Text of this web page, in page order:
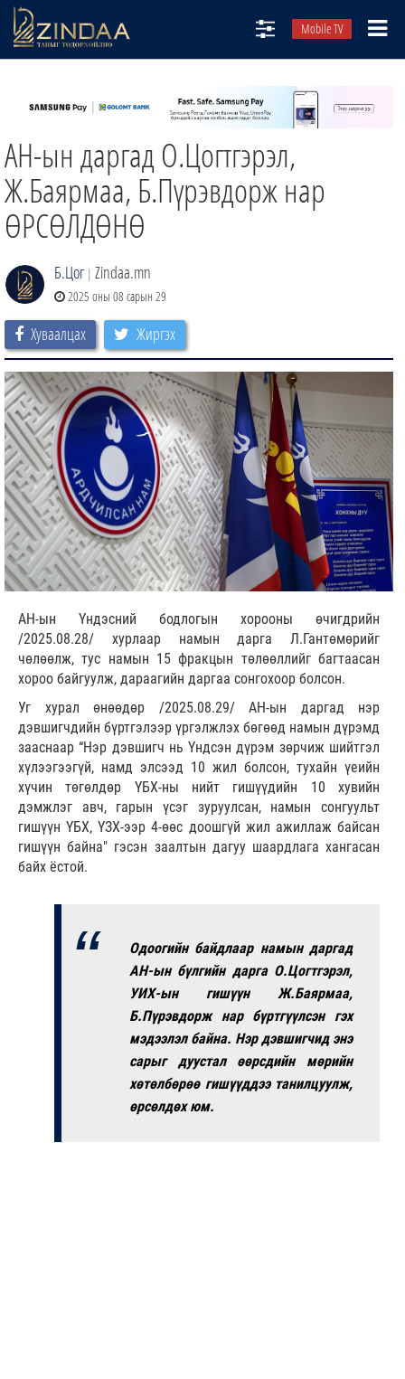
Mobile TV
ТВ8
ӨГЛӨӨНИЙ СОНИН
АУДИО ЗОХИОЛ
ЗИНДАА СЭТГҮҮЛ
АН-ын даргад О.Цогтгэрэл,
Ж.Баярмаа, Б.Пүрэвдорж нар
ӨРСӨЛДӨНӨ
Б.Цог | Zindaa.mn
2025 оны 08 сарын 29
Хуваалцах Жиргэх
АН-ын Үндэсний бодлогын хорооны өчигдрийн
/2025.08.28/ хурлаар намын дарга Л.Гантөмөрийг
чөлөөлж, тус намын 15 фракцын төлөөллийг багтаасан
хороо байгуулж, дараагийн даргаа сонгохоор болсон.
Уг хурал өнөөдөр /2025.08.29/ АН-ын даргад нэр
дэвшигчдийн бүртгэлээр үргэлжлэх бөгөөд намын дүрэмд
зааснаар “Нэр дэвшигч нь Үндсэн дүрэм зөрчиж шийтгэл
хүлээгээгүй, намд элсээд 10 жил болсон, тухайн үеийн
хүчин төгөлдөр ҮБХ-ны нийт гишүүдийн 10 хувийн
дэмжлэг авч, гарын үсэг зуруулсан, намын сонгуульт
гишүүн ҮБХ, ҮЗХ-ээр 4-өөс доошгүй жил ажиллаж байсан
гишүүн байна" гэсэн заалтын дагуу шаардлага хангасан
байх ёстой.
Одоогийн байдлаар намын даргад
АН-ын бүлгийн дарга О.Цогтгэрэл,
УИХ-ын гишүүн Ж.Баярмаа,
Б.Пүрэвдорж нар бүртгүүлсэн гэх
мэдээлэл байна. Нэр дэвшигчид энэ
сарыг дуустал өөрсдийн мөрийн
хөтөлбөрөө гишүүддээ танилцуулж,
өрсөлдөх юм.